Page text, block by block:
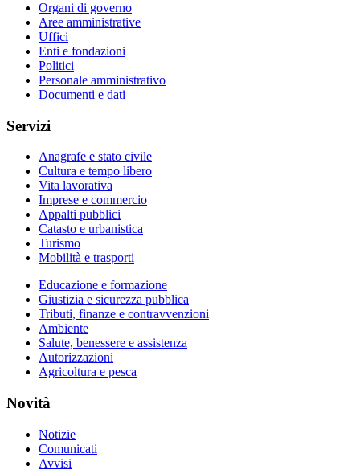
Organi di governo
Aree amministrative
Uffici
Enti e fondazioni
Politici
Personale amministrativo
Documenti e dati
Servizi
Anagrafe e stato civile
Cultura e tempo libero
Vita lavorativa
Imprese e commercio
Appalti pubblici
Catasto e urbanistica
Turismo
Mobilità e trasporti
Educazione e formazione
Giustizia e sicurezza pubblica
Tributi, finanze e contravvenzioni
Ambiente
Salute, benessere e assistenza
Autorizzazioni
Agricoltura e pesca
Novità
Notizie
Comunicati
Avvisi